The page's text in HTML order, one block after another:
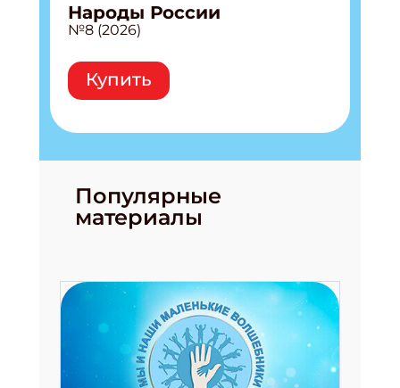
Народы России
№8 (2026)
Купить
Популярные
материалы